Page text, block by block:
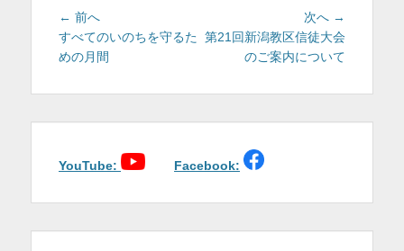
投
稿
ナ
ー
ョ
← 前へ
の
投
すべてのいのちを守るた
めの月間
次へ →
の
第21回新潟教区信徒大会
のご案内について
YouTube: Facebook: